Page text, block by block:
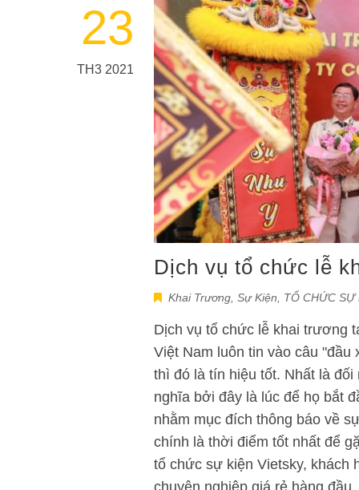
23
TH3 2021
Dịch vụ tổ chức lễ
Khai Trương Sự Kiện TỔ CHỨC SỰ
Dịch vụ tổ chức lễ khai trương
Việt Nam luôn tin vào câu
thì đó là tín hiệu tốt. Nhất là
nghĩa bởi đây là lúc để họ bắt
nhằm mục đích thông báo về
chính là thời điểm tốt nhất để
tổ chức sự kiện Vietsky,
chuyên nghiệp giá rẻ hàng